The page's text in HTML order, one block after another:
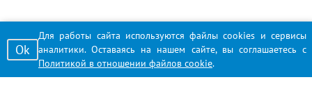
Для работы сайта используются файлы cookies и сервисы
аналитики. Оставаясь на нашем сайте, вы соглашаетесь с
Политикой в отношении файлов cookie.
Ok